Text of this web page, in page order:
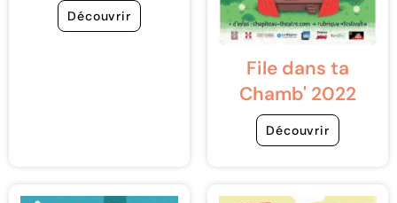
Découvrir
File dans ta
Chamb' 2022
Découvrir